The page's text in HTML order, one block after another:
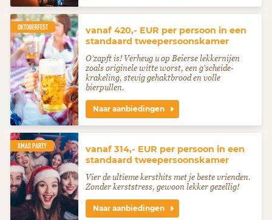
OKTOBERFEST
vanaf 420,- EUR per persoon in een
standaard tweepersoonskamer
O’zapft is! Verheug u op Beierse lekkernijen
zoals originele witte worst, een g'scheide-
krakeling, stevig gehaktbrood en volle
bierpullen.
Naar aanbiedingen
XMAS PARTY
vanaf 314,- EUR per persoon in een
standaard tweepersoonskamer
Vier de ultieme kersthits met je beste vrienden.
Zonder kerststress, gewoon lekker gezellig!
Naar aanbiedingen